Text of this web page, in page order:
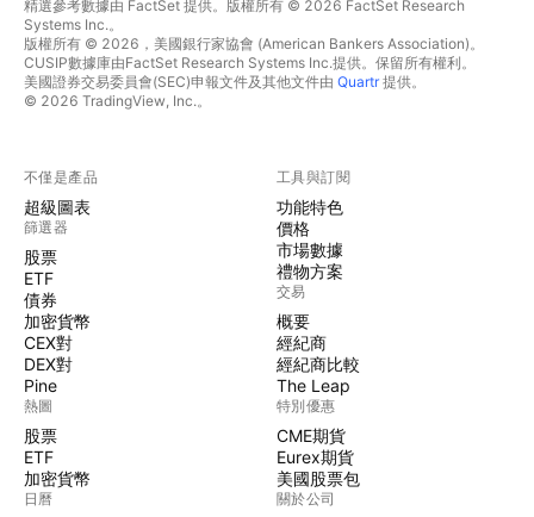
精選參考數據由 FactSet 提供。版權所有 © 2026 FactSet Research
Systems Inc.。
版權所有 © 2026，美國銀行家協會 (American Bankers Association)。
CUSIP數據庫由FactSet Research Systems Inc.提供。保留所有權利。
美國證券交易委員會(SEC)申報文件及其他文件由 Quartr提供。
© 2026 TradingView, Inc.。
不僅是產品
超級圖表
篩選器
股票
ETF
債券
加密貨幣
CEX對
DEX對
Pine
熱圖
股票
ETF
加密貨幣
日曆
工具與訂閱
功能特色
價格
市場數據
禮物方案
交易
概要
經紀商
經紀商比較
The Leap
特別優惠
CME期貨
Eurex期貨
美國股票包
關於公司